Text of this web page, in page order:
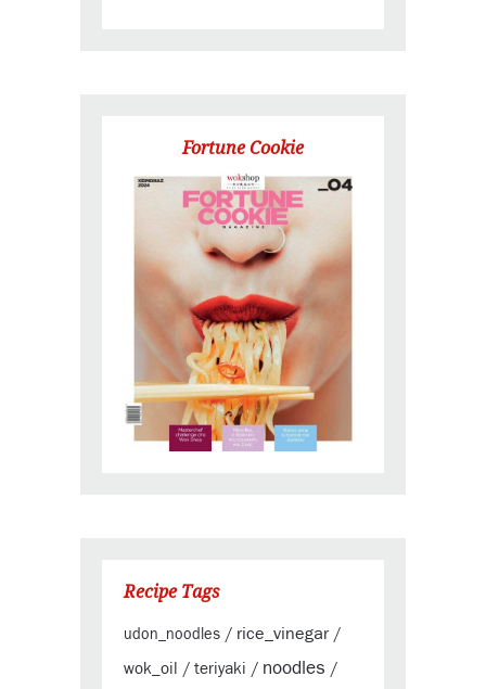
Fortune Cookie
Recipe Tags
udon_noodles / rice_vinegar/
wok_oil / teriyaki / noodles /